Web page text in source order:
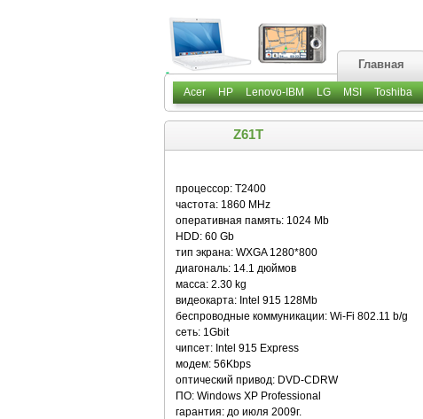
Главная
Acer HP Lenovo-IBM LG MSI Toshiba
Z61T
процессор: T2400
частота: 1860 MHz
оперативная память: 1024 Mb
HDD: 60 Gb
тип экрана: WXGA 1280*800
диагональ: 14.1 дюймов
масса: 2.30 kg
видеокарта: Intel 915 128Mb
беспроводные коммуникации: Wi-Fi 802.11 b/g
сеть: 1Gbit
чипсет: Intel 915 Express
модем: 56Kbps
оптический привод: DVD-CDRW
ПО: Windows XP Professional
гарантия: до июля 2009г.